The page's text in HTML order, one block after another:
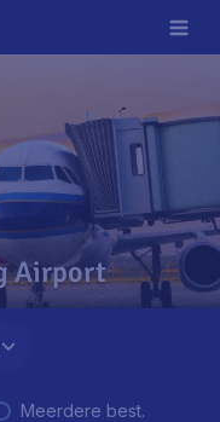
Airport
Meerdere best.